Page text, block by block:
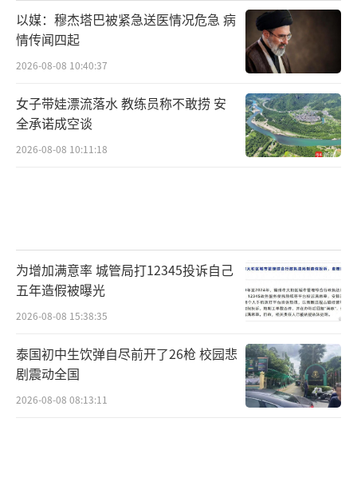
以媒：穆杰塔巴被紧急送医情况危急 病
情传闻四起
2026-08-08 10:40:37
女子带娃漂流落水 教练员称不敢捞 安
全承诺成空谈
2026-08-08 10:11:18
为增加满意率 城管局打12345投诉自己
五年造假被曝光
2026-08-08 15:38:35
泰国初中生饮弹自尽前开了26枪 校园悲
剧震动全国
2026-08-08 08:13:11